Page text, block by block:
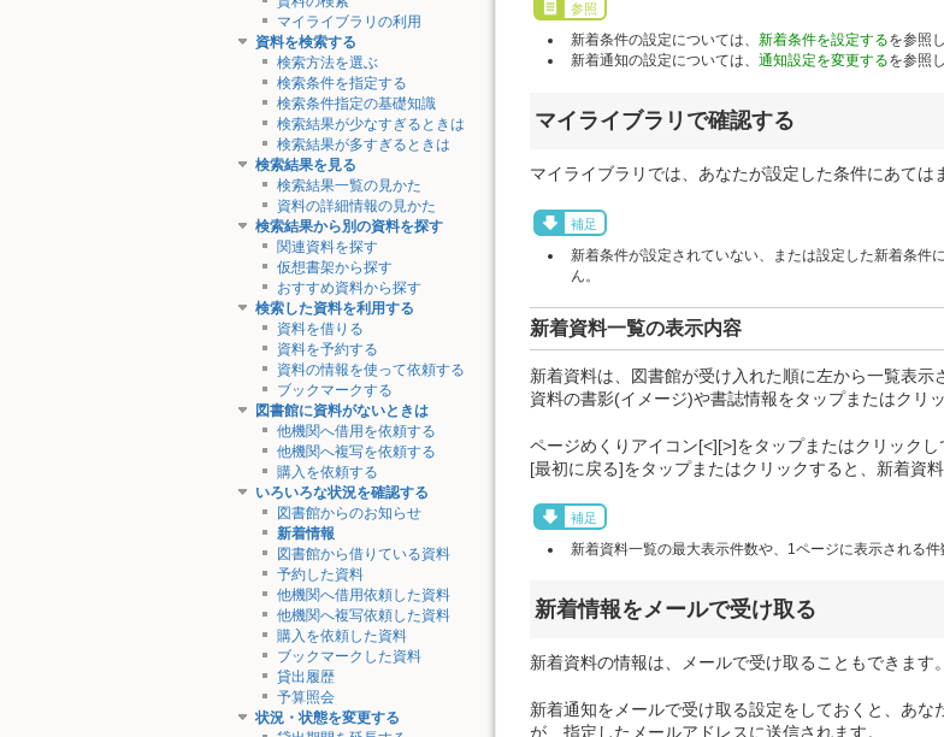
マイライブラリの利用
資料を検索する
検索方法を選ぶ
検索条件を指定する
検索条件指定の基礎知識
検索結果が少なすぎるときは
検索結果が多すぎるときは
検索結果を見る
検索結果一覧の見かた
資料の詳細情報の見かた
検索結果から別の資料を探す
関連資料を探す
仮想書架から探す
おすすめ資料から探す
検索した資料を利用する
資料を借りる
資料を予約する
資料の情報を使って依頼する
ブックマークする
図書館に資料がないときは
他機関へ借用を依頼する
他機関へ複写を依頼する
購入を依頼する
いろいろな状況を確認する
図書館からのお知らせ
新着情報
図書館から借りている資料
予約した資料
他機関へ借用依頼した資料
他機関へ複写依頼した資料
購入を依頼した資料
ブックマークした資料
貸出履歴
予算照会
状況・状態を変更する
参照
新着条件の設定については、新着条件を設定するを参照
新着通知の設定については、通知設定を変更するを参照
マイライブラリで確認する
マイライブラリでは、あなたが設定した条件にあては
補足
新着条件が設定されていない、または設定した新着条件
ん。
新着資料一覧の表示内容
新着資料は、図書館が受け入れた順に左から一覧表示
資料の書影(イメージ)や書誌情報をタップまたはクリ
ページめくりアイコン[<][>]をタップまたはクリック
[最初に戻る]をタップまたはクリックすると、新着資
補足
新着資料一覧の最大表示件数や、1ページに表示される
新着情報をメールで受け取る
新着資料の情報は、メールで受け取ることもできます。
新着通知をメールで受け取る設定をしておくと、あ
が、指定したメールアドレスに送信されます。